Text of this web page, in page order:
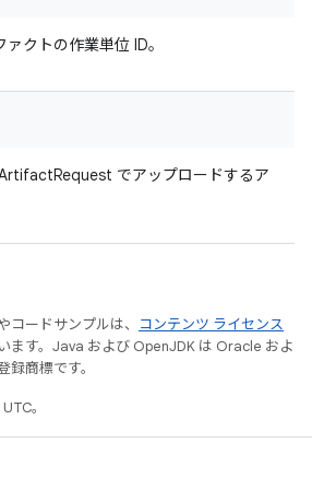
ァクトの作業単位 ID。
でアップロードするア
コードサンプルは、
コンテンツ ライセンス
ます。Java および OpenJDK は Oracle およ
商標です。
。